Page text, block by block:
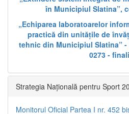
în Municipiul Slatina”,
„Echiparea laboratoarelor
practică din unitățile de
tehnic din Municipiul Slatina” -
0273 -
Strategia Națională pentru Sport
Monitorul Oficial Partea I nr. 452